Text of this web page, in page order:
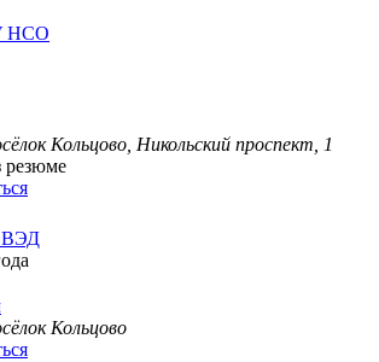
НСО
Кольцово, Никольский проспект, 1
ВЭД
Кольцово